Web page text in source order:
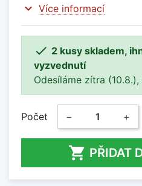
expand_more Více informací
 2 kusy skladem,
vyzvednutí
Odesíláme zítra (10.8.),
Počet − +
 PŘIDAT